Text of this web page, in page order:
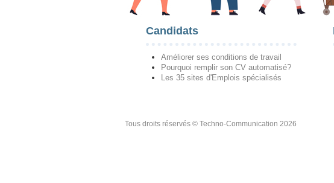
Candidats
Améliorer ses conditions de travail
Pourquoi remplir son CV automatisé?
Les 35 sites d'Emplois spécialisés
Tous droits réservés © Techno-Communication 2026